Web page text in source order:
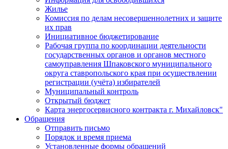
Жилье
Комиссия по делам несовершеннолетних и защите
их прав
Инициативное бюджетирование
Рабочая группа по координации деятельности
государственных органов и органов местного
самоуправления Шпаковского муниципального
округа ставропольского края при осуществлении
регистрации (учёта) избирателей
Муниципальный контроль
Открытый бюджет
Карта энергосервисного контракта г. Михайловск"
Обращения
Отправить письмо
Порядок и время приема
Установленные формы обращений